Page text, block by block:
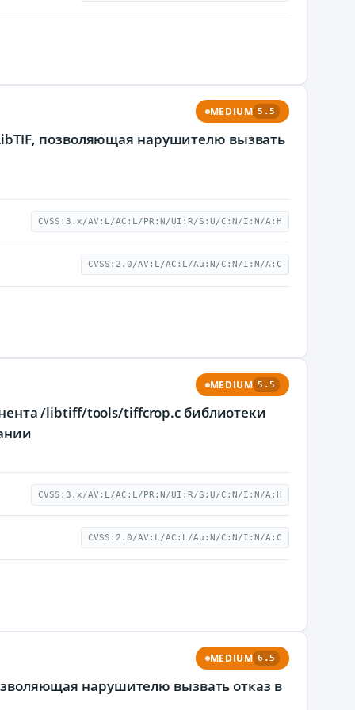
MEDIUM 5.5
позволяющая нарушителю вызвать
CVSS:3.x/AV:L/AC:L/PR:N/UI:R/S:U/C:N/I:N/A:H
CVSS:2.0/AV:L/AC:L/Au:N/C:N/I:N/A:C
MEDIUM 5.5
/libtiff/tools/tiffcrop.c библиотеки
CVSS:3.x/AV:L/AC:L/PR:N/UI:R/S:U/C:N/I:N/A:H
CVSS:2.0/AV:L/AC:L/Au:N/C:N/I:N/A:C
MEDIUM 6.5
нарушителю вызвать отказ в